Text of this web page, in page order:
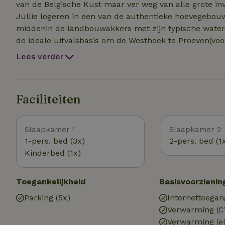
van de Belgische Kust maar ver weg van alle grote
Jullie logeren in een van de authentieke
middenin de landbouwakkers met zijn typische
de ideale uitvalsbasis om de Westhoek te
een streekproducten maaltijd), Ontdekken(te voet,
relaxerende, zorgeloze en verantwoorde vakantie op
Lees verder
Faciliteiten
Slaapkamer 1
1-pers. bed (3x)
Kinderbed (1x)
Slaapkamer 2
2-pers. bed
Toegankelijkheid
Parking (5x)
Verwarming
Verwarming